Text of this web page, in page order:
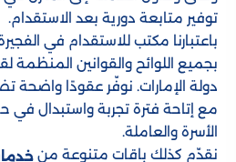
توفير متابعة دورية بعد الاستقدام.
باعتبارنا مكتب للاستقدام في
بجميع اللوائح والقوانين المنظمة
دولة الإمارات. نوفّر عقودًا واضحة
مع إتاحة فترة تجربة واستبدال في
الأسرة والعاملة.
نقدّم كذلك باقات متنوعة من